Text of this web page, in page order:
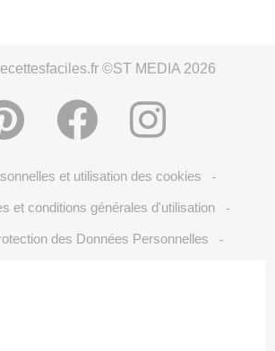
©ST MEDIA 2026
et utilisation des cookies -
et conditions générales d'utilisation -
des Données Personnelles -